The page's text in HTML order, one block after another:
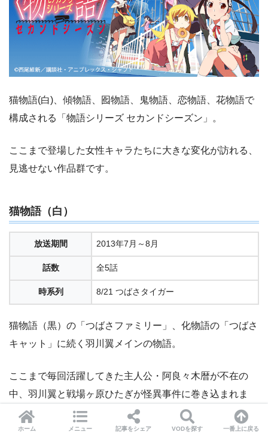
猫物語(白)、傾物語、囮物語、鬼物語、恋物語、花物語で
構成される「物語シリーズ セカンドシーズン」。
ここまで登場した女性キャラたちに大きな変化が訪れる、
見逃せない作品群です。
猫物語（白）
放送期間 2013年7月～8月
話数 全5話
時系列 8/21 つばさタイガー
猫物語（黒）の「つばさファミリー」、化物語の「つばさ
キャット」に続く羽川翼メインの物語。
ここまで毎回活躍してきた主人公・阿良々木暦が不在の
中、羽川翼と戦場ヶ原ひたぎが怪異事件に巻き込まれま
す。
ホーム メニュー 記事をシェア VODを探す 一番上に戻る